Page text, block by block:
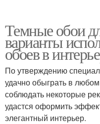
Темные обои
варианты
обоев в
По утверждению
удачно обыграть в
соблюдать некоторые
удастся оформить
элегантный интерьер.